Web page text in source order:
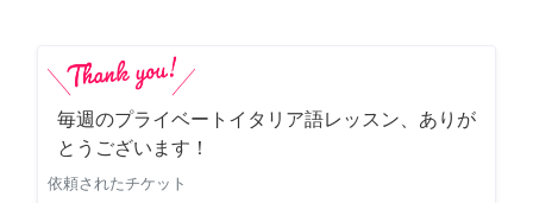
毎週のプライベートイタリア語レッスン、ありが
とうございます！
依頼されたチケット